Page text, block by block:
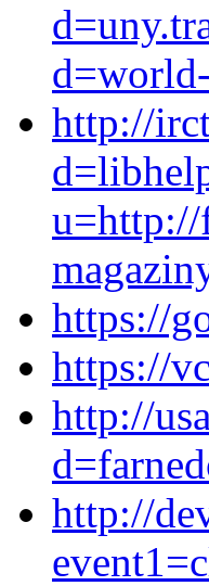
http://
u=http://
https://
https://
http://
http://